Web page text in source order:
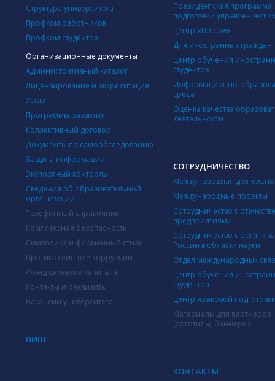
Структура университета
Профком работников
Профком студентов
Организационные документы
Административный каталог
Лицензирование и аккредитация
Устав
Программы развития
Коллективный договор
Документы по самообследованию
Защита информации
Экспортный контроль
Сведения об образовательной
организации
Телефонный справочник
Комплексная безопасность
Символика и фирменный стиль
Противодействие коррупции
Фонд целевого капитала
Контакты и реквизиты
Вакансии университета
Президентская программа
подготовки
Центр «Профи»
Для иностранных граждан
Центр обучения
студентов
Информационно-
среда
Оценка качества
деятельности
СОТРУДНИЧЕСТВО
Международная
Международные проекты
Сотрудничество с
предприятиями
Сотрудничество с
России в области науки
Отдел международных
Центр обучения
студентов
Центр языковой
Материалы для партнеров
(логотипы, баннеры)
ПИШ
КОНТАКТЫ